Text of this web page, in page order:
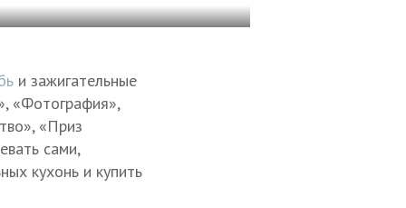
и зажигательные
«Фотография»,
«Приз
сами,
кухонь и купить